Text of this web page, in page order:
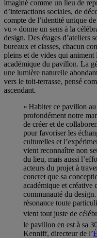
imaginé comme un lieu de
d’interactions sociales, de
compte de l’identité unique
vu » donne un sens à la
design. Des étages d’ateliers
bureaux et classes, chacun
pleins et de vides qui
académique du pavillon. La
une lumière naturelle
vers le toit-terrasse, pensé
ascendant.
« Habiter ce pavillon
profondément notre
de créer et de
pour favoriser les
culturelles et
vient reconnaître non
du lieu, mais aussi
acteurs du projet à
concret que sa
académique et créative
communauté du
résonance toute
vient tout juste de
le pavillon en est à sa
Kenniff, directeur de l’